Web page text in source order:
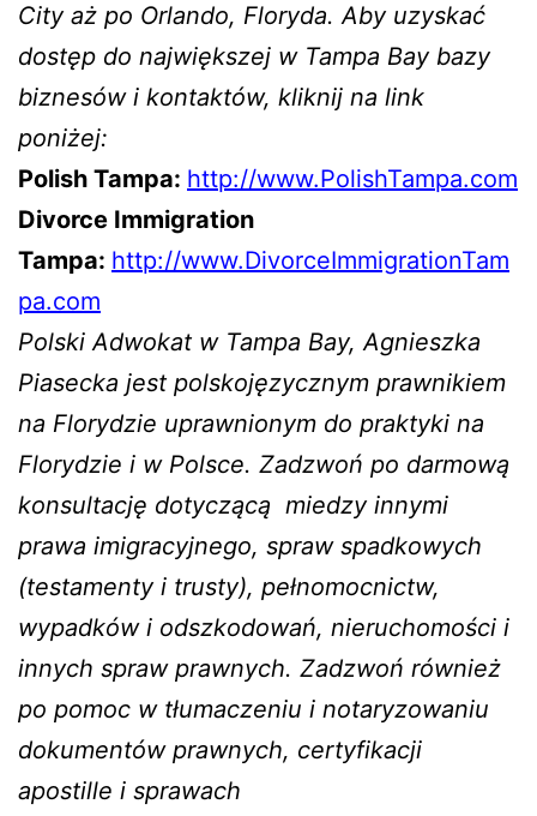
City aż po Orlando, Floryda. Aby uzyskać
dostęp do największej w Tampa Bay bazy
biznesów i kontaktów, kliknij na link
poniżej:
Polish Tampa: http://www.PolishTampa.com
Divorce Immigration
Tampa: http://www.DivorceImmigrationTam
pa.com
Polski Adwokat w Tampa Bay, Agnieszka
Piasecka jest polskojęzycznym prawnikiem
na Florydzie uprawnionym do praktyki na
Florydzie i w Polsce. Zadzwoń po darmową
konsultację dotyczącą miedzy innymi
prawa imigracyjnego, spraw spadkowych
(testamenty i trusty), pełnomocnictw,
wypadków i odszkodowań, nieruchomości i
innych spraw prawnych. Zadzwoń również
po pomoc w tłumaczeniu i notaryzowaniu
dokumentów prawnych, certyfikacji
apostille i sprawach